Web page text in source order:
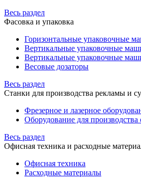
Весь раздел
Фасовка и упаковка
Горизонтальные упаковочные
Вертикальные упаковочные
Вертикальные упаковочные
Весовые дозаторы
Весь раздел
Станки для производства рекламы и
Фрезерное и лазерное
Оборудование для производства
Весь раздел
Офисная техника и расходные
Офисная техника
Расходные материалы